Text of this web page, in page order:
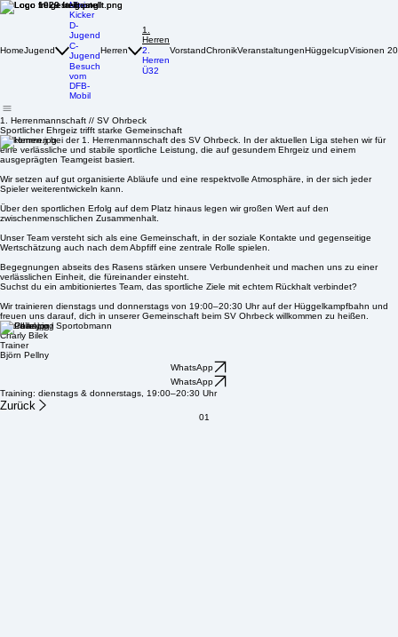
HomeJugend
Mini-
Kicker
D-
Jugend
C-
Jugend
Besuch
vom
DFB-
Mobil
Herren
1.
Herren
2.
Herren
Ü32
VorstandChronikVeranstaltungenHüggelcupVisionen
1. Herrenmannschaft // SV Ohrbeck
Sportlicher Ehrgeiz trifft starke Gemeinschaft
Willkommen bei der 1. Herrenmannschaft des SV Ohrbeck. In der aktuellen Liga stehen wir für
eine verlässliche und stabile sportliche Leistung, die auf gesundem Ehrgeiz und einem
ausgeprägten Teamgeist basiert.
Wir setzen auf gut organisierte Abläufe und eine respektvolle Atmosphäre, in der sich jeder
Spieler weiterentwickeln kann.
Über den sportlichen Erfolg auf dem Platz hinaus legen wir großen Wert auf den
zwischenmenschlichen Zusammenhalt.
Unser Team versteht sich als eine Gemeinschaft, in der soziale Kontakte und gegenseitige
Wertschätzung auch nach dem Abpfiff eine zentrale Rolle spielen.
Begegnungen abseits des Rasens stärken unsere Verbundenheit und machen uns zu einer
verlässlichen Einheit, die füreinander einsteht.
Suchst du ein ambitioniertes Team, das sportliche Ziele mit echtem Rückhalt verbindet?
Wir trainieren dienstags und donnerstags von 19:00–20:30 Uhr auf der Hüggelkampfbahn und
freuen uns darauf, dich in unserer Gemeinschaft beim SV Ohrbeck willkommen zu heißen.
Koordinator / Sportobmann
Charly Bilek
Trainer
Björn Pellny
WhatsApp
WhatsApp
Training: dienstags & donnerstags, 19:00–20:30 Uhr
Zurück
01